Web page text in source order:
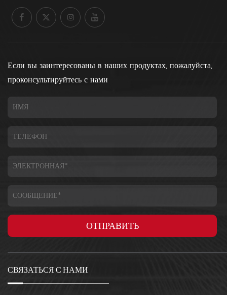
Если вы заинтересованы в наших продуктах, пожалуйста,
проконсультируйтесь с нами
СВЯЗАТЬСЯ С НАМИ